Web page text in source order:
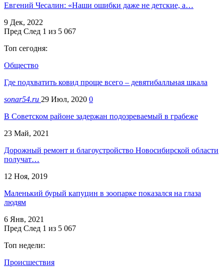
Евгений Чесалин: «Наши ошибки даже не детские, а…
9 Дек, 2022
Пред След 1 из 5 067
Топ сегодня:
Общество
Где подхватить ковид проще всего – девятибалльная шкала
sonar54.ru 29 Июл, 2020 0
В Советском районе задержан подозреваемый в грабеже
23 Май, 2021
Дорожный ремонт и благоустройство Новосибирской области
получат…
12 Ноя, 2019
Маленький бурый капуцин в зоопарке показался на глаза
людям
6 Янв, 2021
Пред След 1 из 5 067
Топ недели:
Происшествия